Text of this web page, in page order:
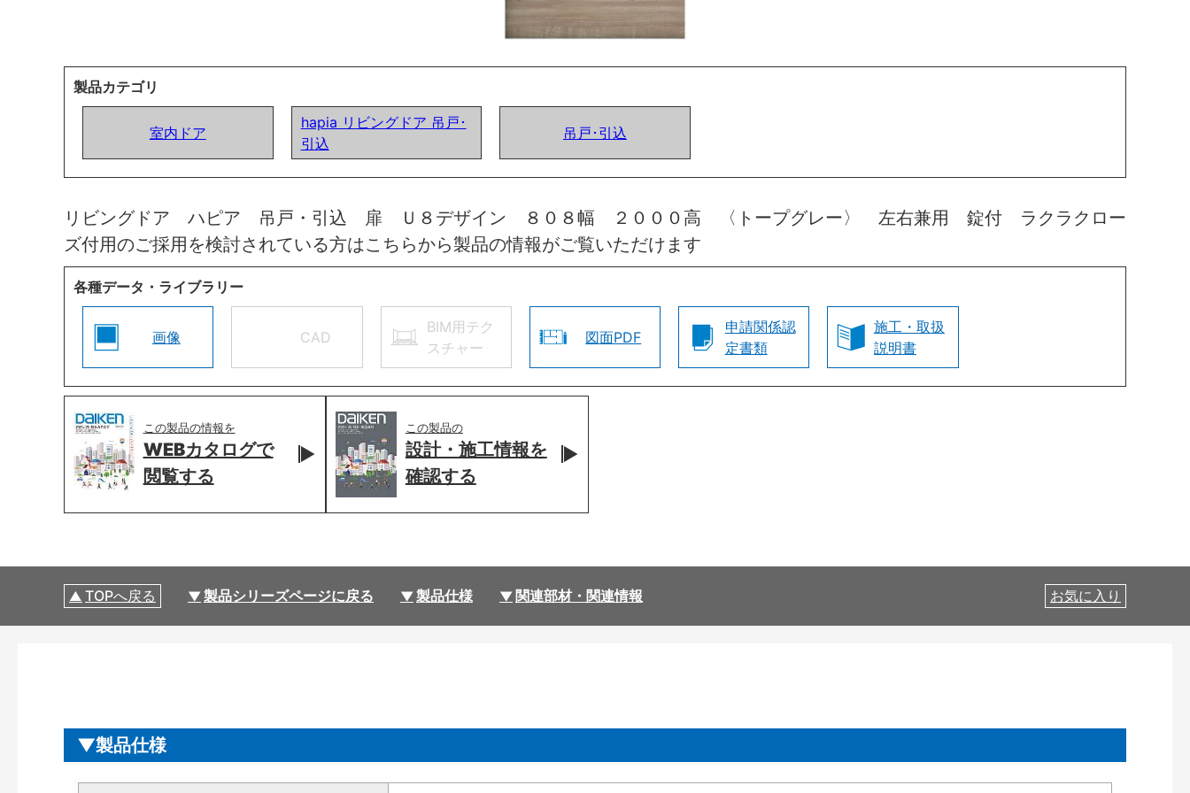
製品カテゴリ
室内ドア
hapia リビングドア 吊戸･
引込
吊戸･引込
リビングドア ハピア 吊戸・引込 扉 Ｕ８デザイン ８０８幅 ２０００高 〈トープグレー〉 左右兼用 錠付 ラクラクロー
ズ付用のご採用を検討されている方はこちらから製品の情報がご覧いただけます
各種データ・ライブラリー
画像 CAD
BIM用テク
スチャー
図面PDF
申請関係認
定書類
施工・取扱
説明書
この製品の情報を
WEBカタログで
閲覧する
この製品の
設計・施工情報を
確認する
TOPへ戻る 製品シリーズページに戻る 製品仕様 関連部材・関連情報 お気に入り
製品仕様